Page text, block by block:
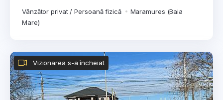
Vânzător privat / Persoană fizică
Maramures (Baia
Mare)
Vizionarea s-a încheiat